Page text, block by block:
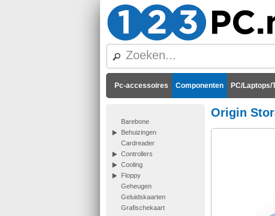
Pc-accessoires Componenten PC/Laptops/
Barebone
Behuizingen
Cardreader
Controllers
Cooling
Floppy
Geheugen
Geluidskaarten
Grafischekaart
Origin